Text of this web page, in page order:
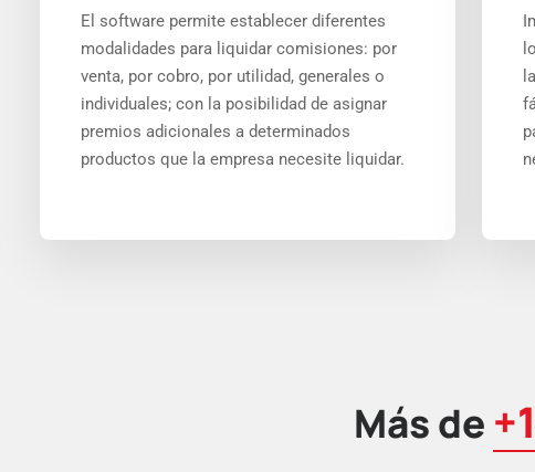
El software permite establecer diferentes
modalidades para liquidar comisiones: por
venta, por cobro, por utilidad, generales o
individuales; con la posibilidad de asignar
premios adicionales a determinados
productos que la empresa necesite liquidar.
Más de